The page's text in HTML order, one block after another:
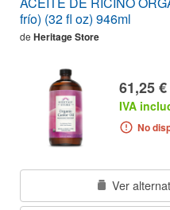
frío) (32 fl oz) 946ml
de Heritage Store
61,25 €
IVA
No
Ver